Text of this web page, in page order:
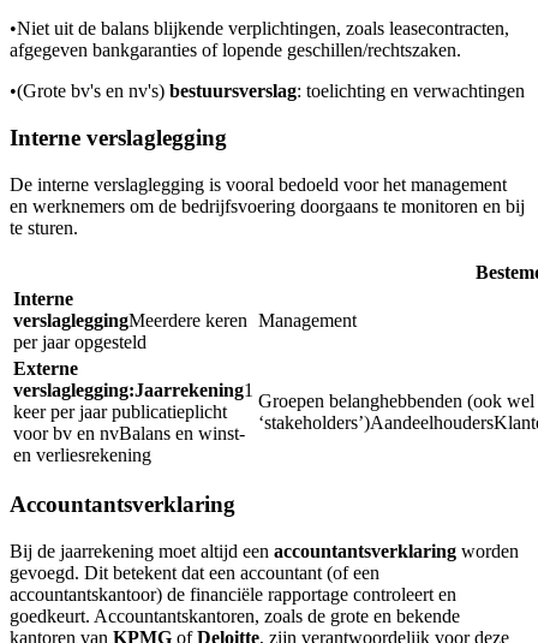
•Niet uit de balans blijkende verplichtingen, zoals leasecontracten,
afgegeven bankgaranties of lopende geschillen/rechtszaken.
•(Grote bv's en nv's) bestuursverslag: toelichting en verwachtingen
Interne verslaglegging
De interne verslaglegging is vooral bedoeld voor het management
en werknemers om de bedrijfsvoering doorgaans te monitoren en bij
te sturen.
Interne
verslagleggingMeerdere keren
per jaar opgesteld
Management
Externe
verslaglegging:Jaarrekening1
keer per jaar publicatieplicht
voor bv en nvBalans en winst-
en verliesrekening
Groepen belanghebbenden (ook wel
‘stakeholders’)Aandeelhouders
Accountantsverklaring
Bij de jaarrekening moet altijd een accountantsverklaring worden
gevoegd. Dit betekent dat een accountant (of een
accountantskantoor) de financiële rapportage controleert en
goedkeurt. Accountantskantoren, zoals de grote en bekende
kantoren van KPMG ofDeloitte, zijn verantwoordelijk voor deze